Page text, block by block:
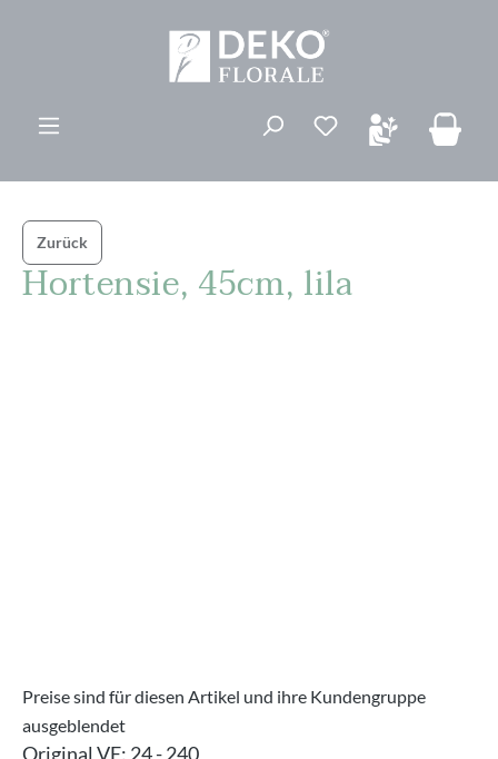
Du hast 0
Zurück
Hortensie, 45cm, lila
Preise sind für diesen Artikel und ihre Kundengruppe
ausgeblendet
Original VE: 24 - 240